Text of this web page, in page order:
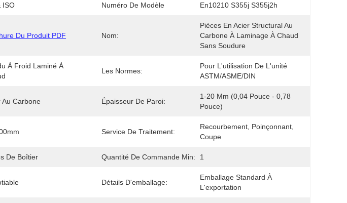
ISO Numéro De Modèle En10210 S355j S355j2h
Du Produit PDF Nom:
Pièces En Acier Structural Au
Carbone À Laminage À Chaud
Sans Soudure
À Froid Laminé À
Les Normes:
Pour L'utilisation De L'unité
ASTM/ASME/DIN
Au Carbone Épaisseur De Paroi:
1-20 Mm (0,04 Pouce - 0,78
Pouce)
Service De Traitement:
Recourbement, Poinçonnant,
Coupe
De Boîtier Quantité De Commande Min: 1
Détails D'emballage:
Emballage Standard À
L'exportation